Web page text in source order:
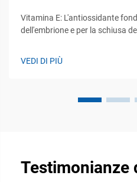
Vitamina E: L'antiossidante
dell'embrione e per la schiusa
via di sviluppo dallo stress
VEDI DI PIÙ
Testimonianze